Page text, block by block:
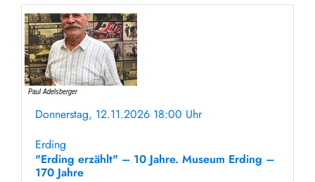
Donnerstag, 12.11.2026 18:00 Uhr
Erding
"Erding erzählt" – 10 Jahre. Museum Erding –
170 Jahre